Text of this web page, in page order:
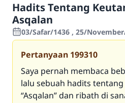
Hadits Tentang
Asqalan
03/Safar/1436 , 25/
Pertanyaan 199310
Saya pernah membaca
lalu sebuah hadits
“Asqalan” dan ribath di